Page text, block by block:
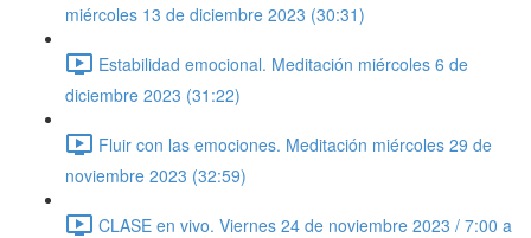
miércoles 13 de diciembre 2023 (30:31)
Estabilidad emocional. Meditación miércoles 6 de
diciembre 2023 (31:22)
Fluir con las emociones. Meditación miércoles 29 de
noviembre 2023 (32:59)
CLASE en vivo. Viernes 24 de noviembre 2023 / 7:00 a